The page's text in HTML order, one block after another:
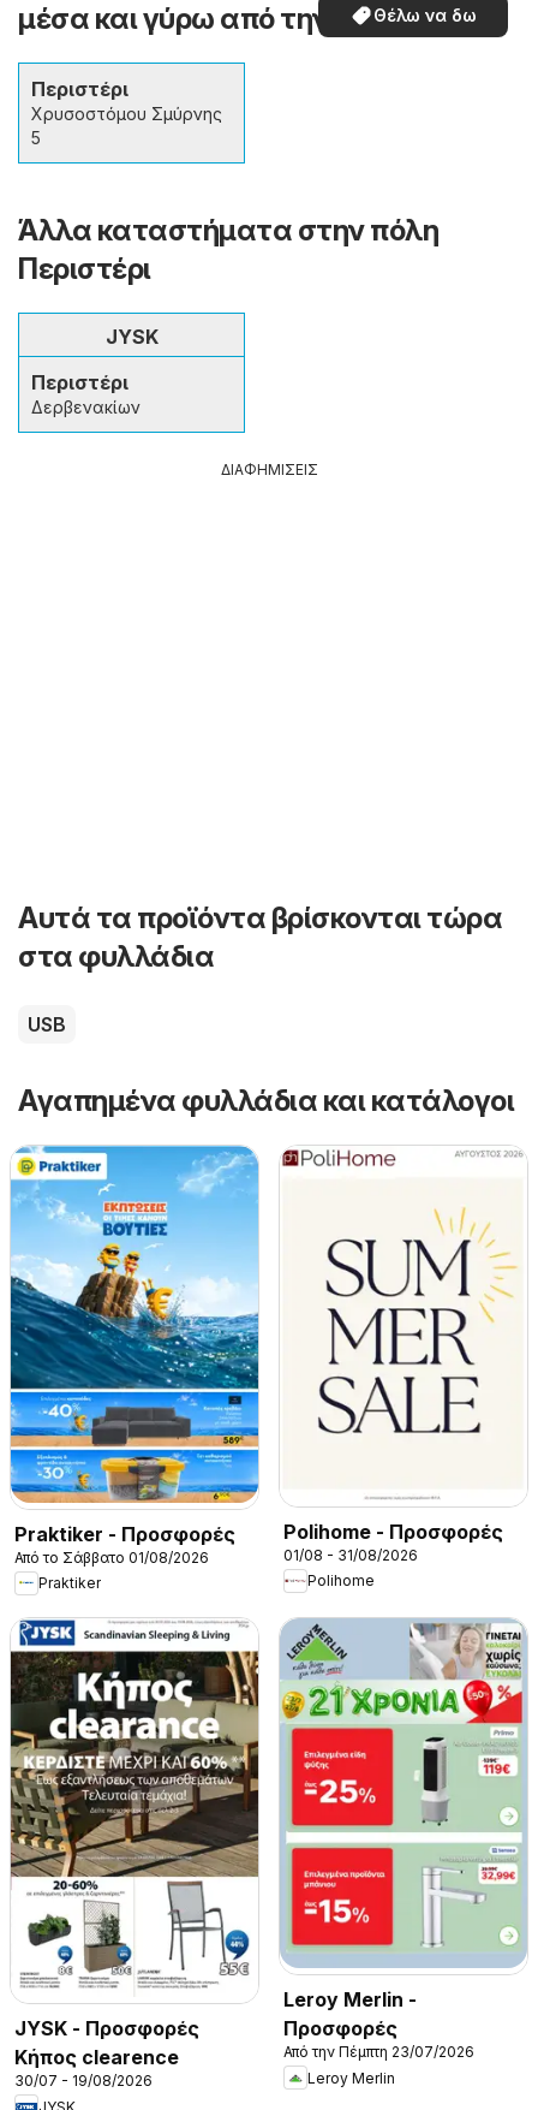
Θέλω να δω
μέσα και γύρω από την πόλη
Περιστέρι
Χρυσοστόμου Σμύρνης
5
Άλλα καταστήματα στην πόλη
Περιστέρι
JYSK
Περιστέρι
Δερβενακίων
ΔΙΑΦΗΜΙΣΕΙΣ
Αυτά τα προϊόντα βρίσκονται τώρα
στα φυλλάδια
USB
Αγαπημένα φυλλάδια και κατάλογοι
Praktiker - Προσφορές
Από το Σάββατο 01/08/2026
Praktiker
Polihome - Προσφορές
01/08 - 31/08/2026
Polihome
JYSK - Προσφορές
Κήπος clearence
30/07 - 19/08/2026
Leroy Merlin -
Προσφορές
Από την Πέμπτη 23/07/2026
Leroy Merlin